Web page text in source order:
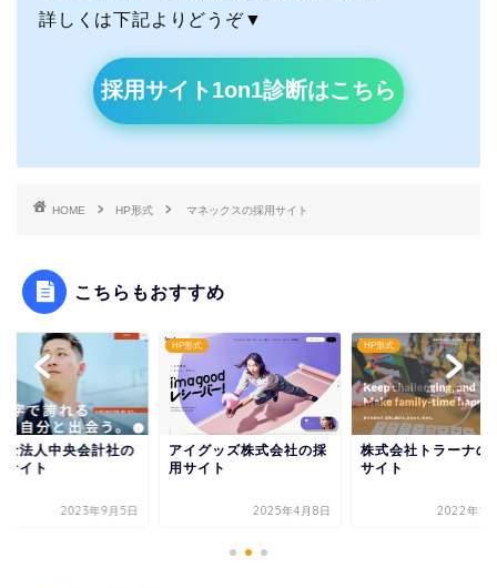
詳しくは下記よりどうぞ▼
採用サイト1on1診断はこちら
HOME HP形式 マネックスの採用サイト
こちらもおすすめ
士法人中央会計社の
サイト
2023年9月5日
HP形式
アイグッズ株式会社の採
用サイト
2025年4月8日
HP形式
株式会社トラーナの
サイト
2022年12